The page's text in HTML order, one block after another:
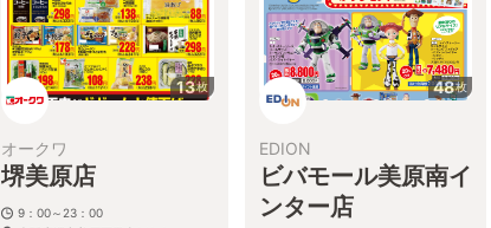
13枚
オークワ
堺美原店
9：00～23：00
48枚
EDION
ビバモール美原南イ
ンター店